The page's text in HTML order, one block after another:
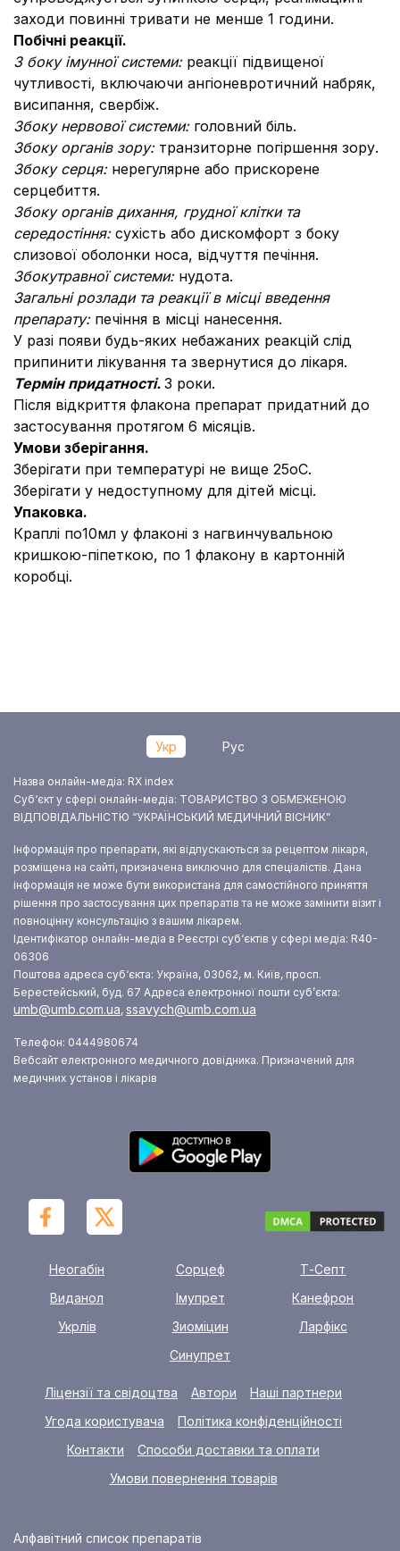
заходи повинні тривати не менше 1 години.
Побічні реакції.
З боку імунної системи: реакції підвищеної
чутливості, включаючи ангіоневротичний набряк,
висипання, свербіж.
Збоку нервової системи: головний біль.
Збоку органів зору: транзиторне погіршення зору.
Збоку серця: нерегулярне або прискорене
серцебиття.
Збоку органів дихання, грудної клітки та
середостіння: сухість або дискомфорт з боку
слизової оболонки носа, відчуття печіння.
Збокутравноїсистеми: нудота.
Загальні розлади та реакції в місці введення
препарату: печіння в місці нанесення.
У разі появи будь-яких небажаних реакцій слід
припинити лікування та звернутися до лікаря.
Термін придатності. 3 роки.
Після відкриття флакона препарат придатний до
застосування протягом 6 місяців.
Умови зберігання.
Зберігати при температурі не вище 25оС.
Зберігати у недоступному для дітей місці.
Упаковка.
Краплі по10мл у флаконі з нагвинчувальною
кришкою-піпеткою, по 1 флакону в картонній
коробці.
Укр Рус
Назва онлайн-медіа: RX index
Суб‘єкт у сфері онлайн-медіа: ТОВАРИСТВО З ОБМЕЖЕНОЮ
ВІДПОВІДАЛЬНІСТЮ “УКРАЇНСЬКИЙ МЕДИЧНИЙ ВІСНИК”
Інформація про препарати, які відпускаються за рецептом лікаря,
розміщена на сайті, призначена виключно для спеціалістів. Дана
інформація не може бути використана для самостійного приняття
рішення про застосування цих препаратів та не може замінити візит і
повноцінну консультацію з вашим лікарем.
Ідентифікатор онлайн-медіа в Реєстрі суб‘єктів у сфері медіа: R40-
06306
Поштова адреса суб‘єкта: Україна, 03062, м. Київ, просп.
Берестейський, буд. 67 Адреса електронної пошти суб’єкта:
umb@umb.com.ua, ssavych@umb.com.ua
Телефон: 0444980674
Вебсайт електронного медичного довідника. Призначений для
медичних установ і лікарів
Неогабін Сорцеф
Т-Септ
Виданол
Імупрет
Канефрон
Укрлів
Зиоміцин
Ларфікс
Синупрет
Ліцензії та свідоцтва Автори
Наші партнери
Угода користувача
Політика конфіденційності
Контакти
Способи доставки та оплати
Умови повернення товарів
Алфавітний список препаратів